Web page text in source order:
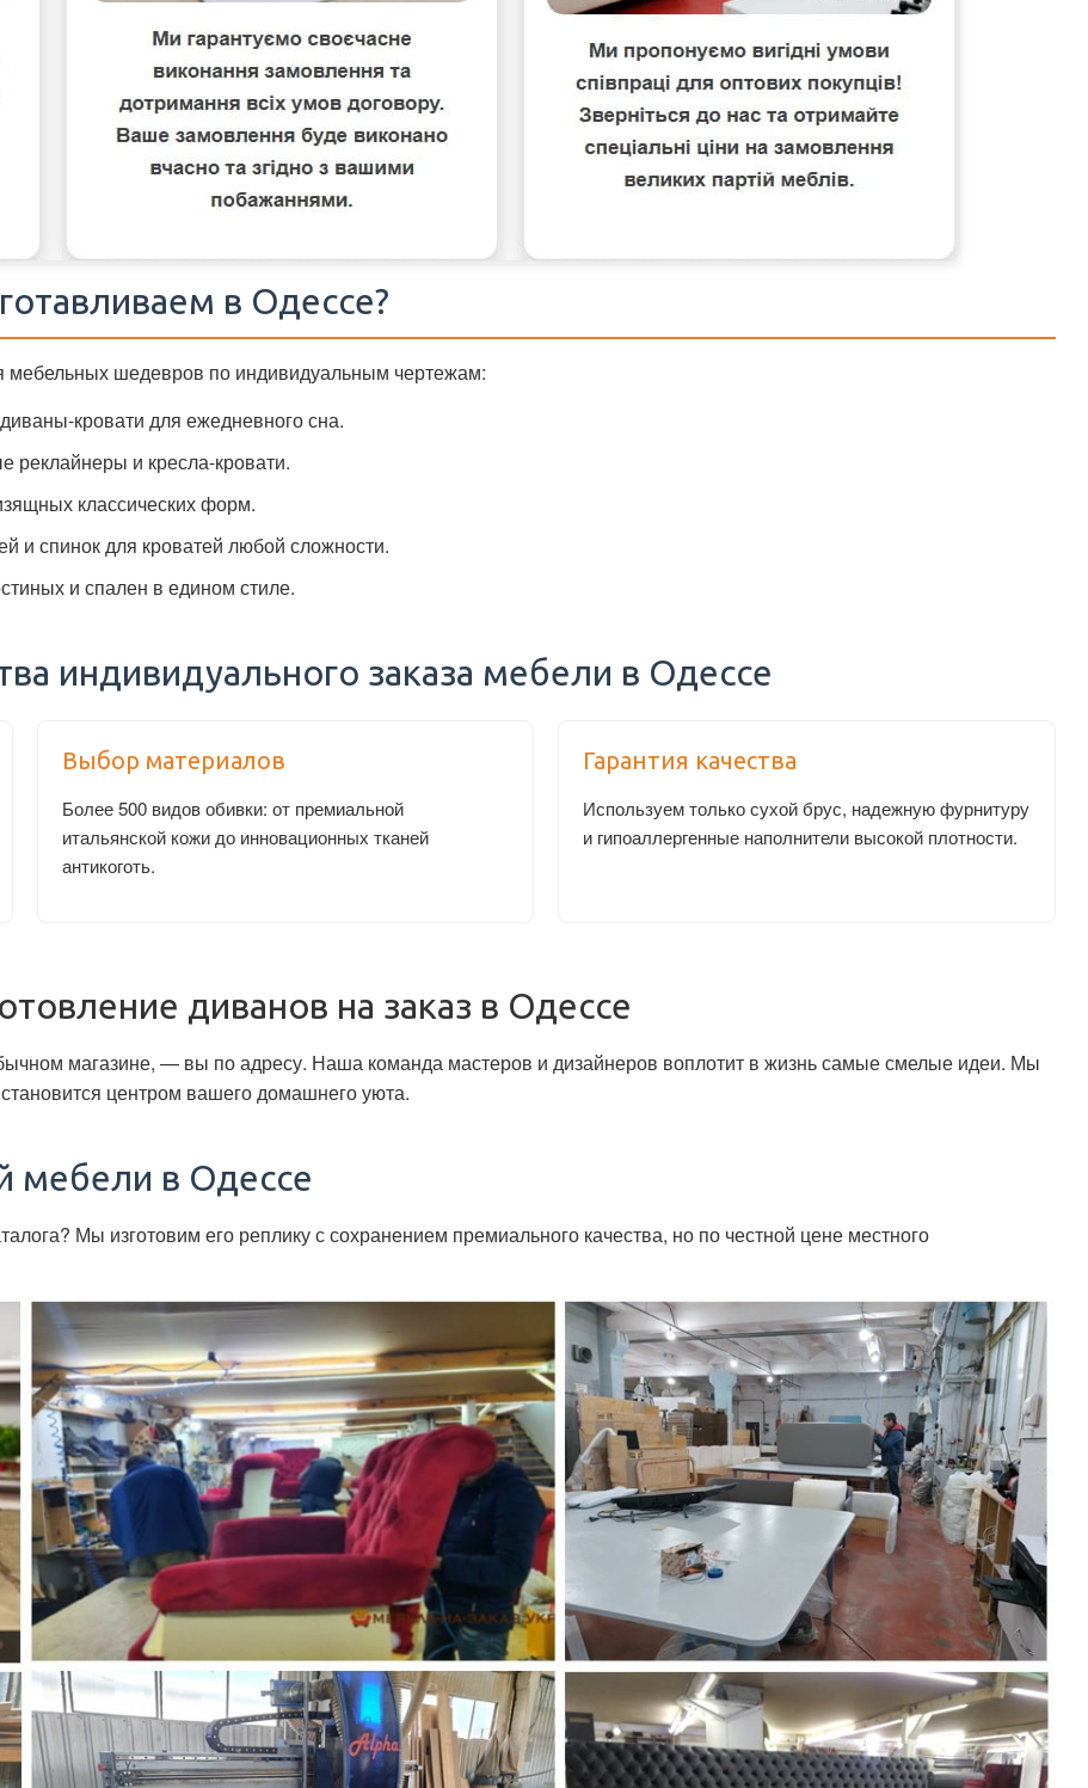
в Одессе?
мебельных шедевров по индивидуальным чертежам:
кровати для ежедневного сна.
реклайнеры и кресла-кровати.
классических форм.
и спинок для кроватей любой сложности.
и спален в едином стиле.
индивидуального заказа мебели в Одессе
Выбор материалов
Более 500 видов обивки: от премиальной
итальянской кожи до инновационных тканей
антикоготь.
Гарантия качества
Используем только сухой брус, надежную фурнитуру
и гипоаллергенные наполнители высокой плотности.
диванов на заказ в Одессе
магазине, — вы по адресу. Наша команда мастеров и дизайнеров воплотит в жизнь самые смелые идеи. Мы
центром вашего домашнего уюта.
мебели в Одессе
Мы изготовим его реплику с сохранением премиального качества, но по честной цене местного